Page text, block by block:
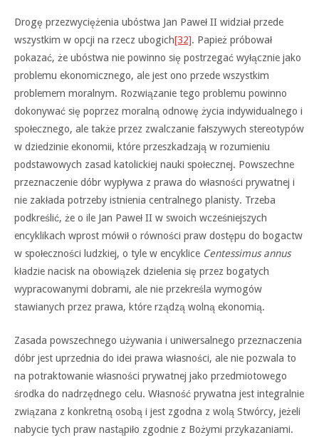
Drogę przezwyciężenia ubóstwa Jan Paweł II widział przede
wszystkim w opcji na rzecz ubogich[32]. Papież próbował
pokazać, że ubóstwa nie powinno się postrzegać wyłącznie jako
problemu ekonomicznego, ale jest ono przede wszystkim
problemem moralnym. Rozwiązanie tego problemu powinno
dokonywać się poprzez moralną odnowę życia indywidualnego i
społecznego, ale także przez zwalczanie fałszywych stereotypów
w dziedzinie ekonomii, które przeszkadzają w rozumieniu
podstawowych zasad katolickiej nauki społecznej. Powszechne
przeznaczenie dóbr wypływa z prawa do własności prywatnej i
nie zakłada potrzeby istnienia centralnego planisty. Trzeba
podkreślić, że o ile Jan Paweł II w swoich wcześniejszych
encyklikach wprost mówił o równości praw dostępu do bogactw
w społeczności ludzkiej, o tyle w encyklice Centessimus annus
kładzie nacisk na obowiązek dzielenia się przez bogatych
wypracowanymi dobrami, ale nie przekreśla wymogów
stawianych przez prawa, które rządzą wolną ekonomią.
Zasada powszechnego używania i uniwersalnego przeznaczenia
dóbr jest uprzednia do idei prawa własności, ale nie pozwala to
na potraktowanie własności prywatnej jako przedmiotowego
środka do nadrzędnego celu. Własność prywatna jest integralnie
związana z konkretną osobą i jest zgodna z wolą Stwórcy, jeżeli
nabycie tych praw nastąpiło zgodnie z Bożymi przykazaniami.